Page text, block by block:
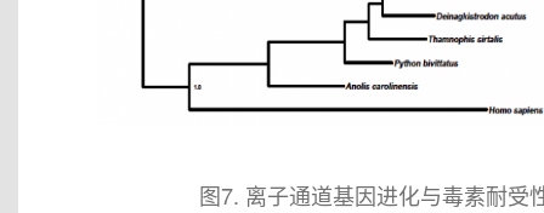
图7. 离子通道基因进化与毒素耐受